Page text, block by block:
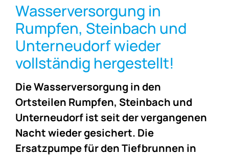
Wasserversorgung in
Rumpfen, Steinbach und
Unterneudorf wieder
vollständig hergestellt!
Die Wasserversorgung in den
Ortsteilen Rumpfen, Steinbach und
Unterneudorf ist seit der vergangenen
Nacht wieder gesichert. Die
Ersatzpumpe für den Tiefbrunnen in